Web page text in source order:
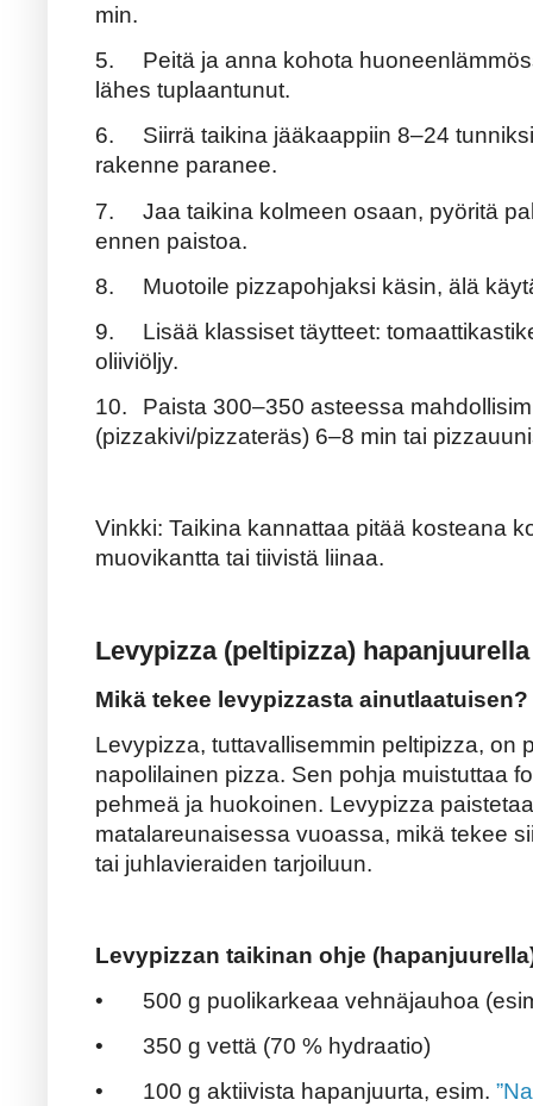
min.
5.
Peitä ja anna kohota
lähes tuplaantunut.
6.
Siirrä taikina jääkaappiin 8–24
rakenne paranee.
7.
Jaa taikina kolmeen osaan, pyöritä
ennen paistoa.
8.
Muotoile pizzapohjaksi käsin, älä
9.
Lisää klassiset täytteet:
oliiviöljy.
10.
Paista 300–350 asteessa
(pizzakivi/pizzateräs) 6–8 min tai
Vinkki: Taikina kannattaa pitää kosteana
muovikantta tai tiivistä liinaa.
Levypizza (peltipizza) hapanjuurella
Mikä tekee levypizzasta ainutlaatuisen?
Levypizza, tuttavallisemmin peltipizza, on
napolilainen pizza. Sen pohja muistuttaa
pehmeä ja huokoinen. Levypizza
matalareunaisessa vuoassa, mikä tekee
tai juhlavieraiden tarjoiluun.
Levypizzan taikinan ohje
•
500 g puolikarkeaa vehnäjauhoa
•
350 g vettä (70 % hydraatio)
•
100 g aktiivista hapanjuurta, esim.